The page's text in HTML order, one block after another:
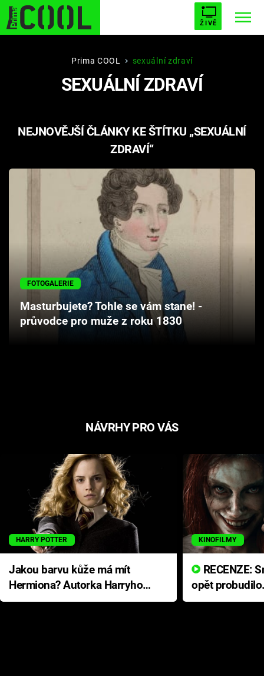
ŽIVĚ
STARHOUSE BUFFY, PŘEMOŽITELKA UPÍRŮ
PLNEJ KOTEL AVENGERS 5
Cool Esport
Pořady
Prima COOL sexuální zdraví
SEXUÁLNÍ ZDRAVÍ
NEJNOVĚJŠÍ ČLÁNKY KE ŠTÍTKU „SEXUÁLNÍ
ZDRAVÍ“
FOTOGALERIE
Masturbujete? Tohle se vám stane! -
průvodce pro muže z roku 1830
NÁVRHY PRO VÁS
HARRY POTTER
Jakou barvu kůže má mít
Hermiona? Autorka Harryho
Pottera přišla s ráznou
KINOFILMY
opět
přichází s